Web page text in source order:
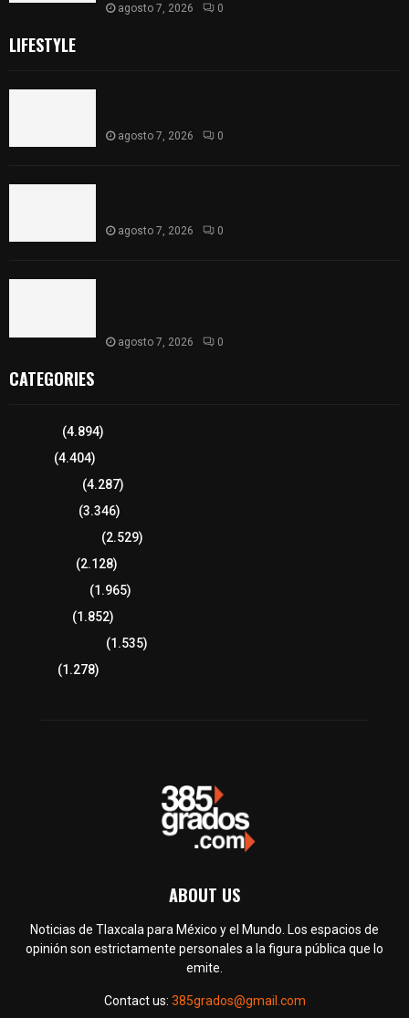
agosto 7, 2026 0
LIFESTYLE
agosto 7, 2026 0
agosto 7, 2026 0
agosto 7, 2026 0
CATEGORIES
(4.894)
(4.404)
(4.287)
(3.346)
(2.529)
(2.128)
(1.965)
(1.852)
(1.535)
(1.278)
ABOUT US
Noticias de Tlaxcala para México y el Mundo. Los espacios de
opinión son estrictamente personales a la figura pública que lo
emite.
Contact us: 385grados@gmail.com